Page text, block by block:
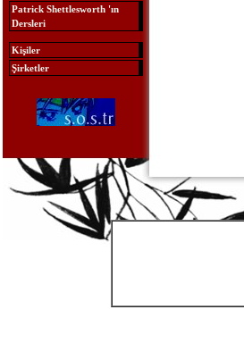
Patrick Shettlesworth 'ın
Dersleri
Kişiler
Şirketler